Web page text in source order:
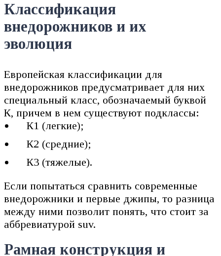
Классификация
внедорожников и их
эволюция
Европейская классификации для
внедорожников предусматривает для них
специальный класс, обозначаемый буквой
К, причем в нем существуют подклассы:
К1 (легкие);
К2 (средние);
К3 (тяжелые).
Если попытаться сравнить современные
внедорожники и первые джипы, то разница
между ними позволит понять, что стоит за
аббревиатурой suv.
Рамная конструкция и